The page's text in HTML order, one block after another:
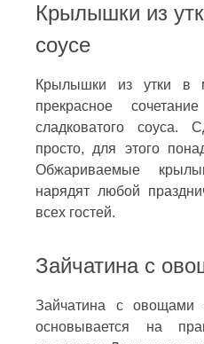
Крылышки из
соусе
Крылышки из утки в
прекрасное
сладковатого соуса.
просто, для этого
Обжариваемые
нарядят любой
всех гостей.
Зайчатина с
Зайчатина с овощами
основывается на